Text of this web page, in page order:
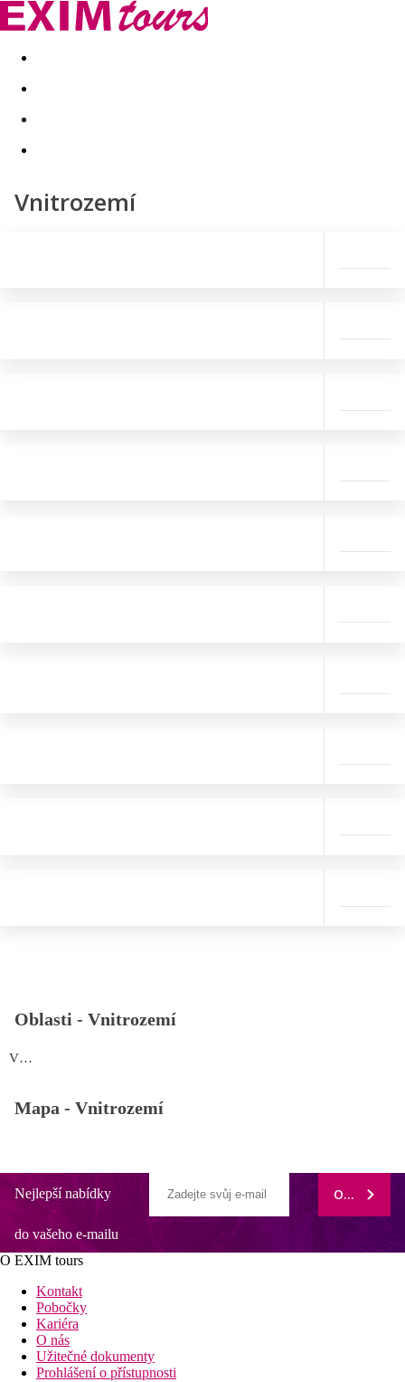
Akční nabídky Last minute
Vnitrozemí
Oblasti - Vnitrozemí
Vnitrozemí
Mapa - Vnitrozemí
Nejlepší nabídky
do vašeho e-mailu
ODEBÍRAT
O EXIM tours
Kontakt
Pobočky
Kariéra
O nás
Užitečné dokumenty
Prohlášení o přístupnosti